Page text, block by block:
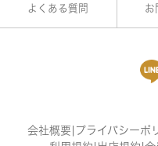
よくある質問 お
会社概要 プライバシーポ